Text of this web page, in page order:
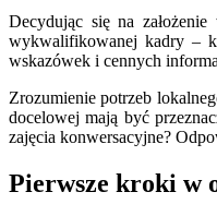
Decydując się na
wykwalifikowanej kadry –
wskazówek i cennych
Zrozumienie potrzeb
docelowej mają być
zajęcia konwersacyjne?
Pierwsze kroki w